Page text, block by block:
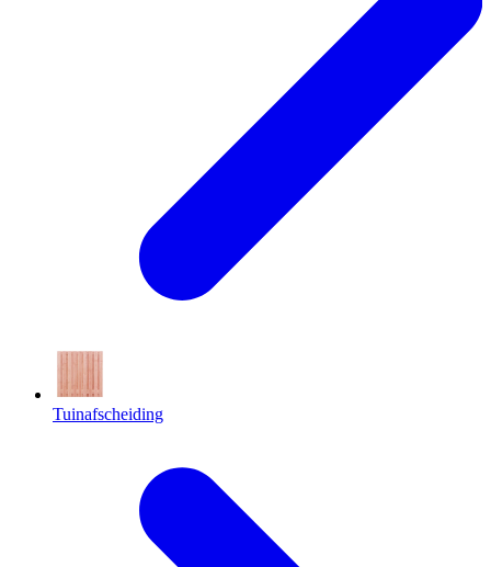
Tuinafscheiding